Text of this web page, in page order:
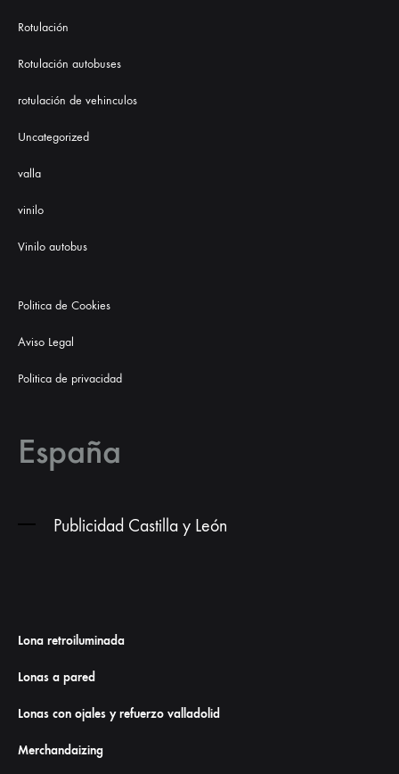
Rotulación
Rotulación autobuses
rotulación de vehinculos
Uncategorized
valla
vinilo
Vinilo autobus
Politica de Cookies
Aviso Legal
Politica de privacidad
España
Publicidad Castilla y León
Lona retroiluminada
Lonas a pared
Lonas con ojales y refuerzo valladolid
Merchandaizing